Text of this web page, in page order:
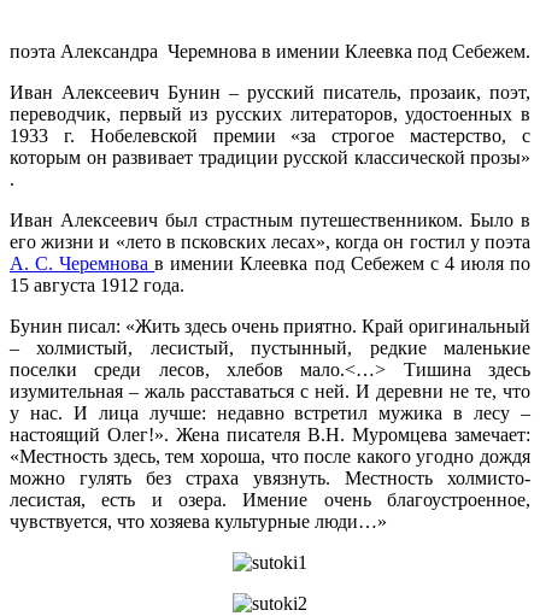
поэта Александра Черемнова в имении Клеевка под Себежем.
Иван Алексеевич Бунин – русский писатель, прозаик, поэт,
переводчик, первый из русских литераторов, удостоенных в
1933 г. Нобелевской премии «за строгое мастерство, с
которым он развивает традиции русской классической прозы»
.
Иван Алексеевич был страстным путешественником. Было в
его жизни и «лето в псковских лесах», когда он гостил у поэта
А. С. Черемновав имении Клеевка под Себежем с 4 июля по
15 августа 1912 года.
Бунин писал: «Жить здесь очень приятно. Край оригинальный
– холмистый, лесистый, пустынный, редкие маленькие
поселки среди лесов, хлебов мало.<…> Тишина здесь
изумительная – жаль расставаться с ней. И деревни не те, что
у нас. И лица лучше: недавно встретил мужика в лесу –
настоящий Олег!». Жена писателя В.Н. Муромцева замечает:
«Местность здесь, тем хороша, что после какого угодно дождя
можно гулять без страха увязнуть. Местность холмисто-
лесистая, есть и озера. Имение очень благоустроенное,
чувствуется, что хозяева культурные люди…»